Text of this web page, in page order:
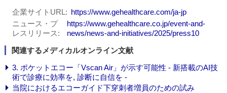
企業サイトURL
https://www.gehealthcare.com/ja-jp
ニュース・プ
レスリリース
https://www.gehealthcare.co.jp/event-and-
news/news-and-initiatives/2025/press10
関連するメディカルオンライン文献
3. ポケットエコー「Vscan Air」が示す可能性 - 新搭載のAI技
術で診療に効率を, 診断に自信を -
当院におけるエコーガイド下穿刺者増員のための試み